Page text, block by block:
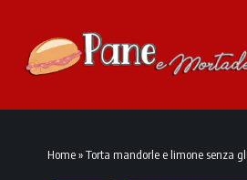
Home»Torta mandorle e limone senza